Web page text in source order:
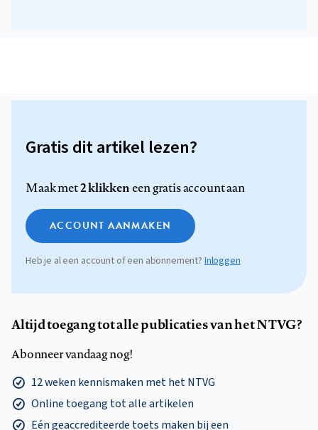
Gratis dit artikel lezen?
Maak met2 klikkeneen gratis account aan
ACCOUNT AANMAKEN
Heb je al een account of een abonnement? Inloggen
Altijd toegang tot alle publicaties van het NTVG?
Abonneer vandaag nog!
12 weken kennismaken met het NTVG
Online toegang tot alle artikelen
Eén geaccrediteerde toets maken bij een